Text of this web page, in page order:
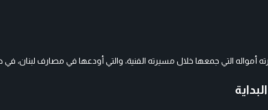
التي جمعها خلال مسيرته الفنية، والتي أودعها في مصارف لبنان،